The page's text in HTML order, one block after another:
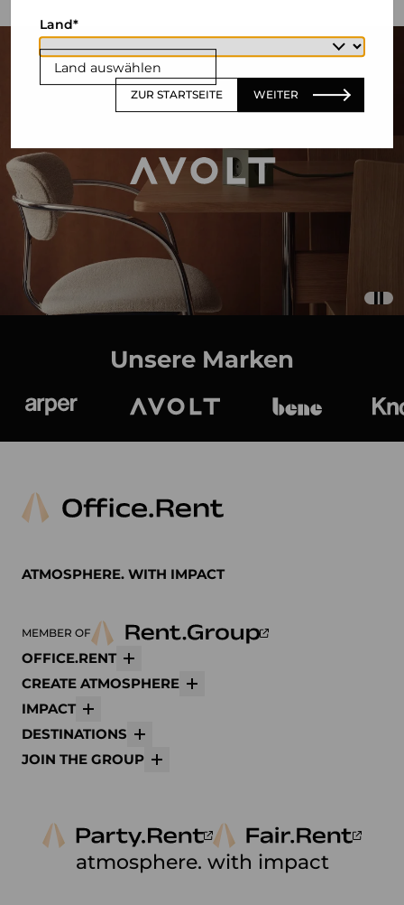
Land auswählen
Land
ZUR STARTSEITE WEITER
Unsere Marken
ATMOSPHERE. WITH IMPACT
MEMBER OF
OFFICE.RENT
CREATE ATMOSPHERE
IMPACT
DESTINATIONS
JOIN THE GROUP
atmosphere. with impact